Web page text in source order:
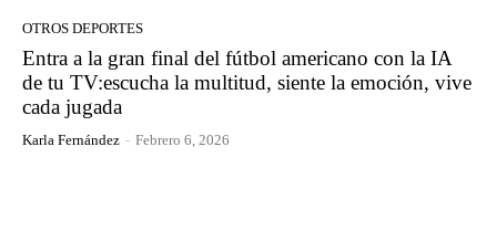
OTROS DEPORTES
Entra a la gran final del fútbol americano con la IA
de tu TV:escucha la multitud, siente la emoción, vive
cada jugada
Karla Fernández - Febrero 6, 2026